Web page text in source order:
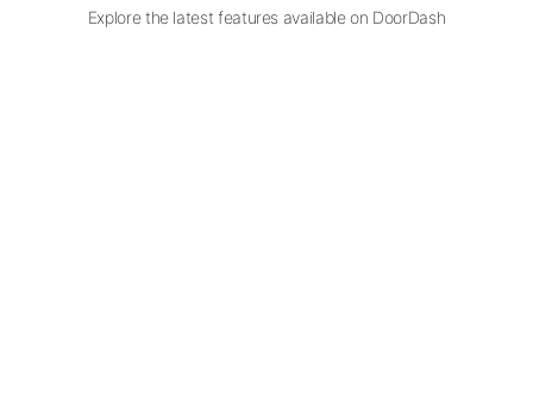
Explore the latest features available on DoorDash